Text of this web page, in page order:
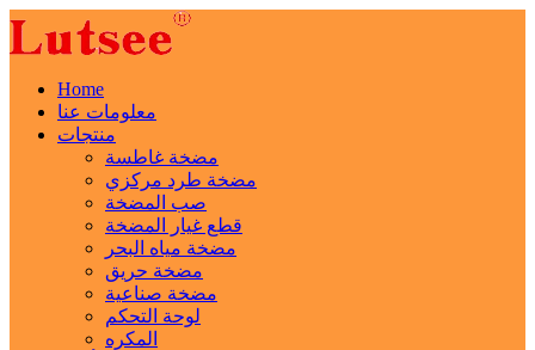
Home
معلومات عنا
منتجات
مضخة غاطسة
مضخة طرد مركزي
صب المضخة
قطع غيار المضخة
مضخة مياه البحر
مضخة حريق
مضخة صناعية
لوحة التحكم
المكره